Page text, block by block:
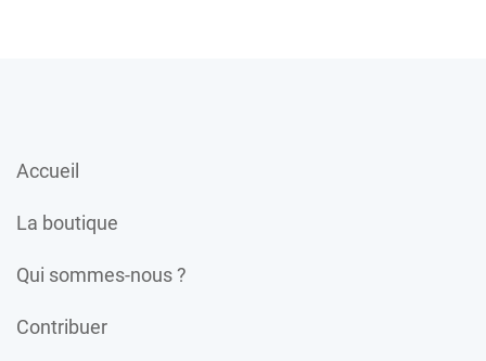
Accueil
La boutique
Qui sommes-nous ?
Contribuer